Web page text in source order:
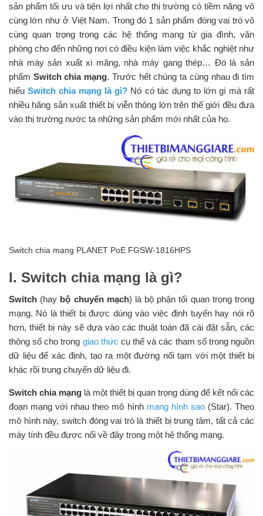
sản phẩm tối ưu và tiện lợi nhất cho thị trường có tiềm năng vô
cùng lớn như ở Việt Nam. Trong đó 1 sản phẩm đóng vai trò vô
cùng quan trọng trong các hệ thống mạng từ gia đình, văn
phòng cho đến những nơi có điều kiện làm việc khắc nghiệt như
nhà máy sản xuất xi măng, nhà máy gang thép… Đó là sản
phẩm Switch chia mạng. Trước hết chúng ta cùng nhau đi tìm
hiểuSwitch chia mạng là gì? Nó có tác dụng to lớn gì mà rất
nhiều hãng sản xuất thiết bị viễn thông lớn trên thế giới đều đưa
vào thị trường nước ta những sản phẩm mới nhất của họ.
Switch chia mạng PLANET PoE FGSW-1816HPS
I. Switch chia mạng là gì?
Switch (hay bộ chuyển mạch) là bộ phận tối quan trọng trong
mạng. Nó là thiết bị được dùng vào việc định tuyến hay nói rõ
hơn, thiết bị này sẽ dựa vào các thuật toán đã cài đặt sẵn, các
thông số cho trong giao thức cụ thể và các tham số trong nguồn
dữ liệu để xác định, tạo ra một đường nối tạm với một thiết bị
khác rồi trung chuyển dữ liệu đi.
Switch chia mạng là một thiết bị quan trọng dùng để kết nối các
đoạn mạng với nhau theo mô hình mạng hình sao(Star). Theo
mô hình này, switch đóng vai trò là thiết bị trung tâm, tất cả các
máy tính đều được nối về đây trong một hệ thống mạng.